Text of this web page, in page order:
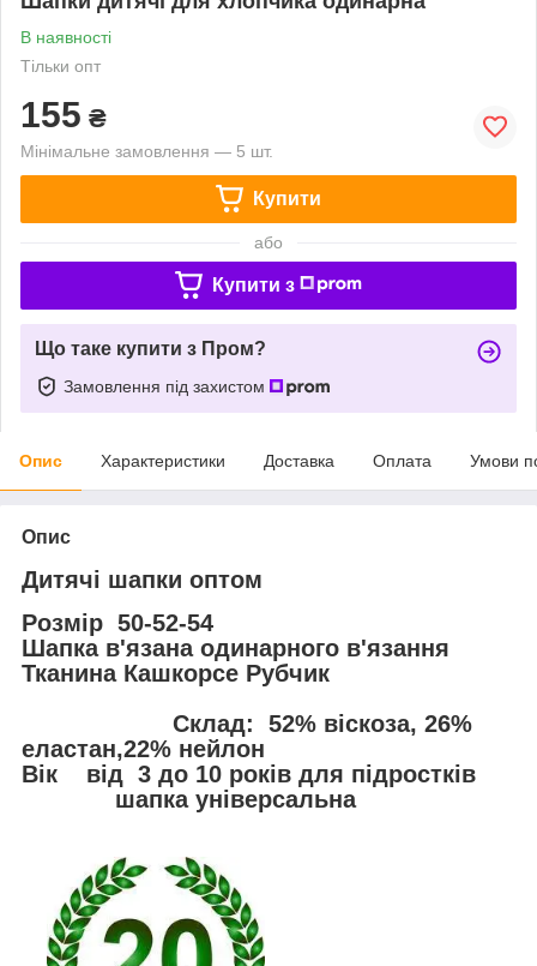
В наявності
Тільки опт
155 ₴
Мінімальне замовлення — 5 шт.
Купити
або
Купити з
Що таке купити з Пром?
Замовлення під захистом
Опис Характеристики Доставка Оплата Умови
Опис
Дитячі шапки оптом
Розмір 50-52-54
Шапка в'язана одинарного в'язання
Тканина Кашкорсе Рубчик
Склад: 52% віскоза, 26%
еластан,22% нейлон
Вік
від 3 до 10 років для підростків
шапка універсальна